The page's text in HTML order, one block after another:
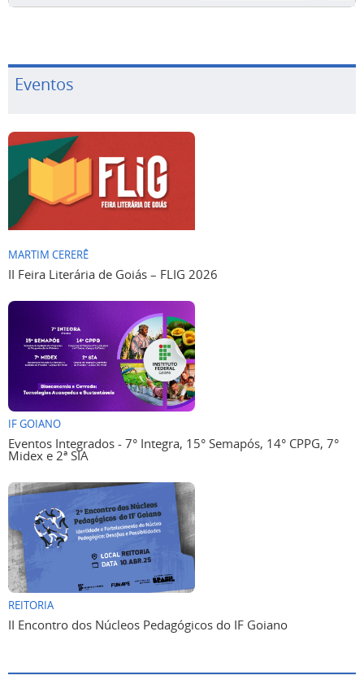
Eventos
MARTIM CERERÊ
II Feira Literária de Goiás – FLIG 2026
IF GOIANO
Eventos Integrados - 7° Integra, 15° Semapós, 14° CPPG, 7°
Midex e 2ª SIA
REITORIA
II Encontro dos Núcleos Pedagógicos do IF Goiano